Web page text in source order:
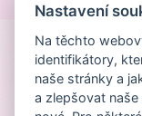
Nastavení
Na těchto
identifikátory,
naše stránky a
a zlepšovat